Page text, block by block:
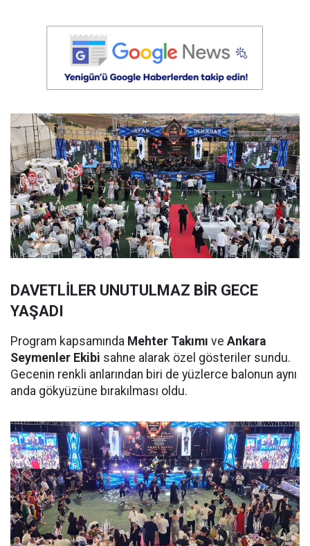
DAVETLİLER UNUTULMAZ BİR GECE
YAŞADI
Program kapsamında Mehter Takımı ve Ankara
Seymenler Ekibi sahne alarak özel gösteriler sundu.
Gecenin renkli anlarından biri de yüzlerce balonun aynı
anda gökyüzüne bırakılması oldu.